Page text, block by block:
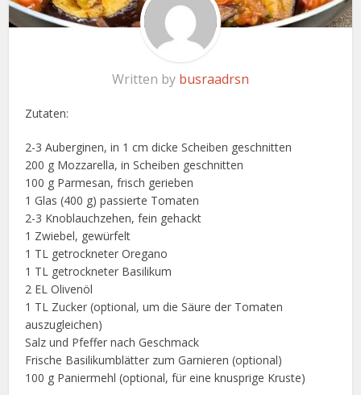
Written by busraadrsn
Zutaten:
2-3 Auberginen, in 1 cm dicke Scheiben geschnitten
200 g Mozzarella, in Scheiben geschnitten
100 g Parmesan, frisch gerieben
1 Glas (400 g) passierte Tomaten
2-3 Knoblauchzehen, fein gehackt
1 Zwiebel, gewürfelt
1 TL getrockneter Oregano
1 TL getrockneter Basilikum
2 EL Olivenöl
1 TL Zucker (optional, um die Säure der Tomaten
auszugleichen)
Salz und Pfeffer nach Geschmack
Frische Basilikumblätter zum Garnieren (optional)
100 g Paniermehl (optional, für eine knusprige Kruste)